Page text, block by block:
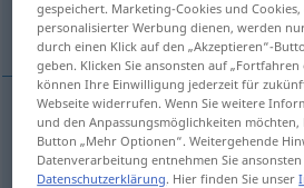
commencer
commencer beginnen
gespeichert. Marketing-Cookies und
personalisierter Werbung dienen, werden
durch einen Klick auf den „Akzeptieren“-
geben. Klicken Sie ansonsten auf
können Ihre Einwilligung jederzeit für
Webseite widerrufen. Wenn Sie weitere
und den Anpassungsmöglichkeiten möchten,
Button „Mehr Optionen“. Weitergehende
Datenverarbeitung entnehmen Sie
Datenschutzerklärung. Hier finden Sie unser